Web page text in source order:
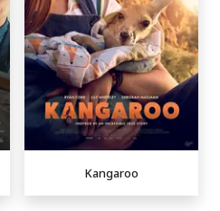
Kangaroo